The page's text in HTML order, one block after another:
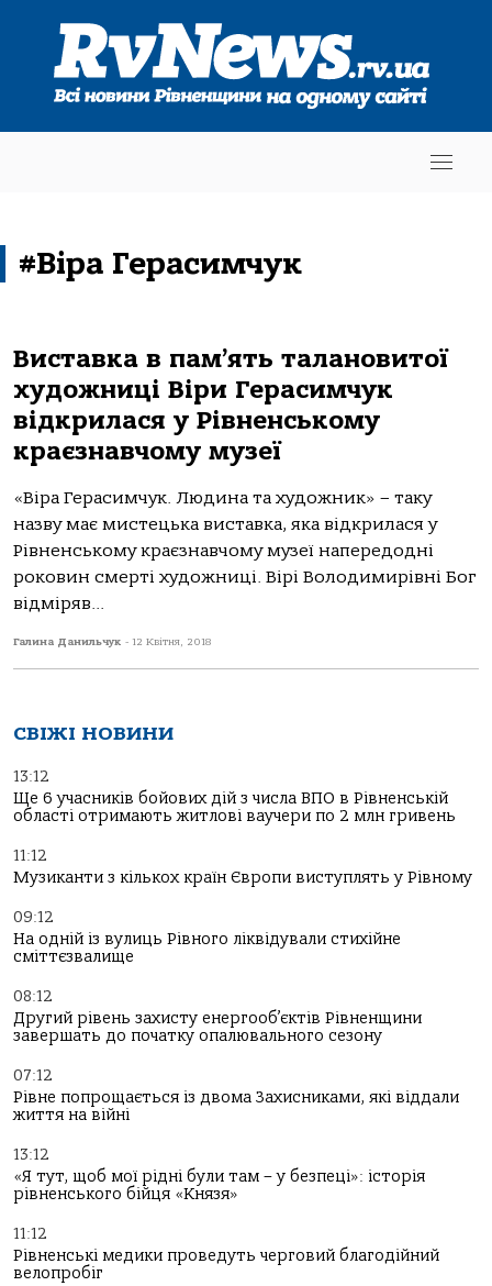
#Віра Герасимчук
Виставка в пам’ять талановитої
художниці Віри Герасимчук
відкрилася у Рівненському
краєзнавчому музеї
«Віра Герасимчук. Людина та художник» – таку
назву має мистецька виставка, яка відкрилася у
Рівненському краєзнавчому музеї напередодні
роковин смерті художниці. Вірі Володимирівні Бог
відміряв...
Галина Данильчук - 12 Квітня, 2018
СВІЖІ НОВИНИ
13:12
Ще 6 учасників бойових дій з числа ВПО в Рівненській
області отримають житлові ваучери по 2 млн гривень
11:12
Музиканти з кількох країн Європи виступлять у Рівному
09:12
На одній із вулиць Рівного ліквідували стихійне
сміттєзвалище
08:12
Другий рівень захисту енергооб’єктів Рівненщини
завершать до початку опалювального сезону
07:12
Рівне попрощається із двома Захисниками, які віддали
життя на війні
13:12
«Я тут, щоб мої рідні були там – у безпеці»: історія
рівненського бійця «Князя»
11:12
Рівненські медики проведуть черговий благодійний
велопробіг